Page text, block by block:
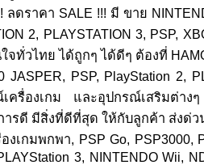
ลดราคา SALE !!! มี ขาย
2, PLAYSTATION 3, PSP,
จทั่วไทย ได้ถูกๆ ได้ดีๆ ต้องที่
JASPER, PSP, PlayStation 2,
รื่องเกม และอุปกรณ์เสริมต่าง
ารดี มีสิ่งที่ดีที่สุด ให้กับลูกค้า ส่งด่ว
เกมพกพา, PSP Go, PSP3000,
3, NINTENDO Wii,